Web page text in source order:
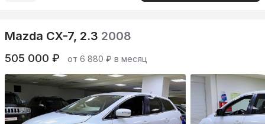
Mazda CX-7, 2.3 2008
505 000 ₽ от 6 880 ₽ в месяц